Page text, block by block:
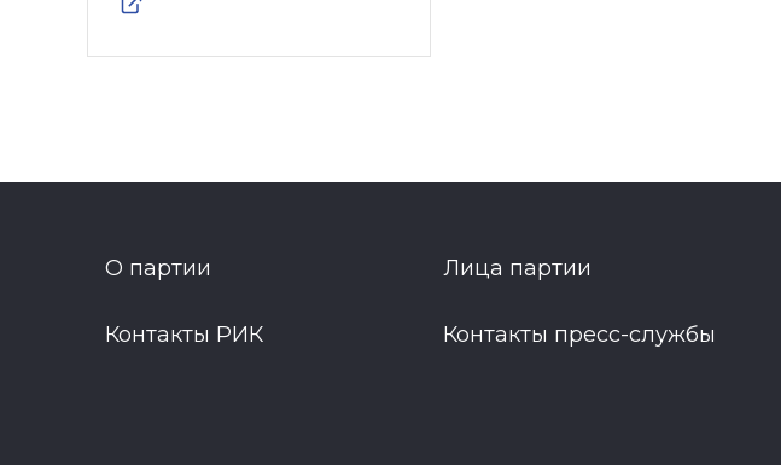
О партии Лица партии
Контакты РИК Контакты пресс-службы